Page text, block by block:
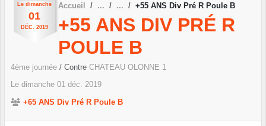
Le dimanche
01
DÉC. 2019
Accueil +55 ANS Div Pré R Poule B
+55 ANS DIV PRÉ R
POULE B
4ème journée / Contre CHATEAU OLONNE 1
Le dimanche 01 déc. 2019
+65 ANS Div Pré R Poule B